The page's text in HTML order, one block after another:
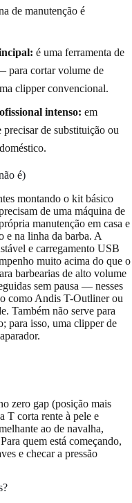
de manutenção é
é uma ferramenta de
para cortar volume de
clipper convencional.
intenso: em
de substituição ou
é)
montando o kit básico
de uma máquina de
manutenção em casa e
e na linha da barba. A
e carregamento USB
muito acima do que o
barbearias de alto volume
sem pausa — nesses
como Andis T-Outliner ou
Também não serve para
para isso, uma clipper de
zero gap (posição mais
T corta rente à pele e
ao de navalha,
quem está começando,
e checar a pressão